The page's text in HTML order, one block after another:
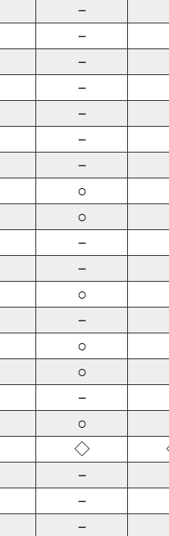
－
－
－
－
－
－
－
○
○
－
－
○
－
○
○
－
○
◇
－
－
－